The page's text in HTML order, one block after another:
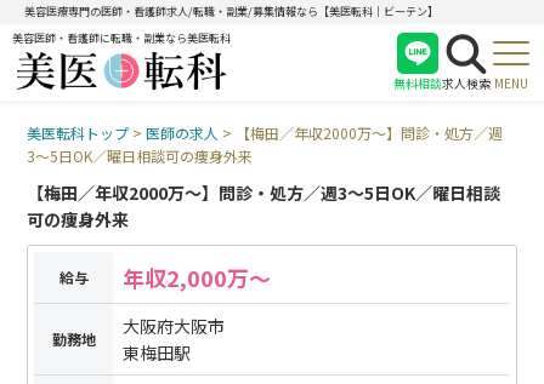
美容医療専門の医師・看護師求人/転職・副業/募集情報なら【美医転科｜ビーテン】
美容医師・看護師に転職・副業なら美医転科
無料相談
医師
求人検索 MENU
美医転科トップ >医師の求人 >
【梅田／年収2000万〜】問診・処方／週
3〜5日OK／曜日相談可の痩身外来
【梅田／年収2000万〜】問診・処方／週3〜5日OK／曜日相談
可の痩身外来
給与 年収2,000万〜
勤務地
大阪府大阪市
東梅田駅